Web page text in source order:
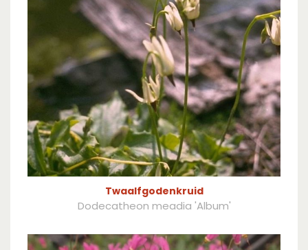
Twaalfgodenkruid
Dodecatheon meadia 'Album'